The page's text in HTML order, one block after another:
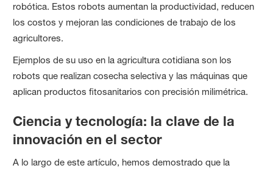
robótica. Estos robots aumentan la productividad, reducen
los costos y mejoran las condiciones de trabajo de los
agricultores.
Ejemplos de su uso en la agricultura cotidiana son los
robots que realizan cosecha selectiva y las máquinas que
aplican productos fitosanitarios con precisión milimétrica.
Ciencia y tecnología: la clave de la
innovación en el sector
A lo largo de este artículo, hemos demostrado que la